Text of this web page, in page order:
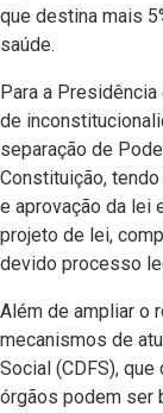
que destina mais
saúde.
Para a
de
separação de
Constituição,
e aprovação da lei
projeto de lei,
devido processo
Além de ampliar o
mecanismos de
Social (CDFS),
órgãos podem ser